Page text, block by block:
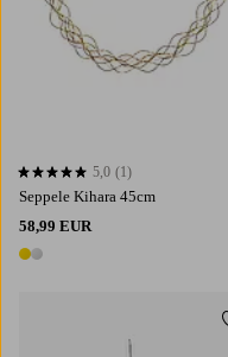
Seppele Kihara 45cm
58,99 EUR
2 värejä
5,0 perustuen 1 arvosanaan
5,0 (1)